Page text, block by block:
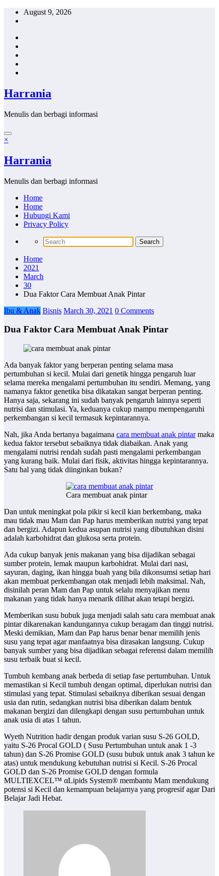
Skip
August 9, 2026
Harrania
Menulis dan berbagi informasi
×
Harrania
Menulis dan berbagi informasi
Home
Home
Hubungi Kami
Privacy Policy
Home
2021
March
30
Dua Faktor Cara Membuat Anak Pintar
Ibu & Anak Bisnis March 30, 2021 0 Comments
Dua Faktor Cara Membuat Anak Pintar
Ada banyak faktor yang berperan penting selama masa
pertumbuhan si kecil. Mulai dari genetik hingga pengaruh luar
selama mereka mengalami pertumbuhan itu sendiri. Memang, yang
namanya faktor genetika bisa dikatakan sangat berperan penting.
Hanya saja, sekarang ini sudah banyak pengaruh lainnya seperti
nutrisi dan stimulasi. Ya, keduanya cukup mampu mempengaruhi
perkembangan si kecil termasuk kepintarannya.
Nah, jika Anda bertanya bagaimana cara membuat anak pintar maka
kedua faktor tersebut sebaiknya tidak diabaikan. Anak yang
mengalami nutrisi rendah sudah pasti mengalami perkembangan
yang kurang baik. Mulai dari fisik, aktivitas hingga kepintarannya.
Satu hal yang tidak diinginkan bukan?
Cara membuat anak pintar
Dan untuk meningkat pola pikir si kecil kian berkembang, maka
mau tidak mau Mam dan Pap harus memberikan nutrisi yang tepat
dan bergizi. Adapun kedua asupan nutrisi yang dibutuhkan disini
adalah karbohidrat dan glukosa serta protein.
Ada cukup banyak jenis makanan yang bisa dijadikan sebagai
sumber protein, lemak maupun karbohidrat. Mulai dari nasi,
sayuran, daging, ikan hingga buah yang bila dikonsumsi setiap hari
akan membuat perkembangan otak menjadi lebih maksimal. Nah,
disinilah peran Mam dan Pap untuk selalu menyajikan menu
makanan yang tidak hanya menarik dilihat akan tetapi bergizi.
Memberikan susu bubuk juga menjadi salah satu cara membuat anak
pintar dikarenakan kandungannya cukup beragam dan tinggi nutrisi.
Meski demikian, Mam dan Pap harus benar benar memilih jenis
susu yang tepat agar manfaatnya bisa dirasakan langsung. Cukup
banyak sumber yang bisa dijadikan sebagai referensi dalam memilih
susu terbaik buat si kecil.
Tumbuh kembang anak berbeda di setiap fase pertumbuhan. Untuk
memastikan si Kecil tumbuh dengan optimal, diperlukan nutrisi dan
stimulasi yang tepat. Stimulasi sebaiknya diberikan sesuai dengan
usia dan rutin, sedangkan nutrisi bisa diberikan dalam bentuk
makanan bergizi dan dilengkapi dengan susu pertumbuhan untuk
anak usia di atas 1 tahun.
Wyeth Nutrition hadir dengan produk varian susu S-26 GOLD,
yaitu S-26 Procal GOLD ( Susu Pertumbuhan untuk anak 1 -3
tahun) dan S-26 Promise GOLD (susu bubuk untuk anak 3 tahun ke
atas) untuk mendukung kebutuhan nutrisi si Kecil. S-26 Procal
GOLD dan S-26 Promise GOLD dengan formula
MULTIEXCEL™ αLipids System® membantu Mam mendukung
potensi si Kecil dan kemampuan belajarnya yang progresif agar Dari
Belajar Jadi Hebat.